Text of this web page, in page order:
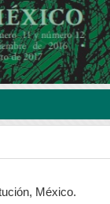
México.